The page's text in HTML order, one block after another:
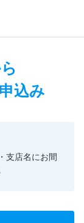
込み
支店名にお間